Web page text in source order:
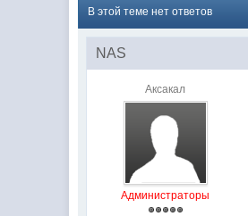
В этой теме нет ответов
NAS
Аксакал
Администраторы